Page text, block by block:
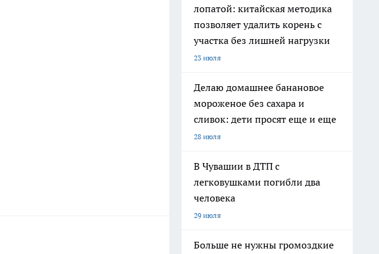
лопатой: китайская методика
позволяет удалить корень с
участка без лишней нагрузки
23 июля
Делаю домашнее банановое
мороженое без сахара и
сливок: дети просят еще и еще
28 июля
В Чувашии в ДТП с
легковушками погибли два
человека
29 июля
Больше не нужны громоздкие